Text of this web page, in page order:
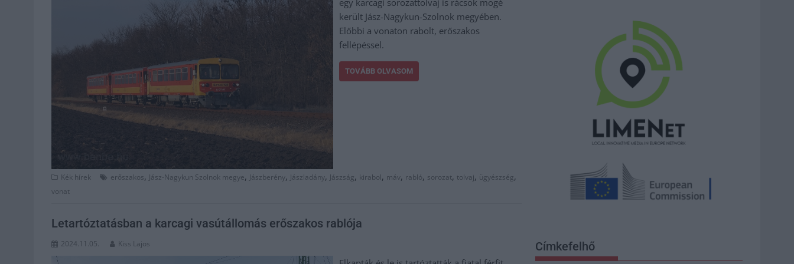
egy karcagi sorozattolvaj is rácsok mögé
került Jász-Nagykun-Szolnok megyében.
Előbbi a vonaton rabolt, erőszakos
fellépéssel.
TOVÁBB OLVASOM
Kék hírek erőszakos, Jász-Nagykun Szolnok megye, Jászberény, Jászladány, Jászság, kirabol, máv, rabló, sorozat, tolvaj, ügyészség,
vonat
Letartóztatásban a karcagi vasútállomás erőszakos rablója
2024.11.05. Kiss Lajos Címkefelhő